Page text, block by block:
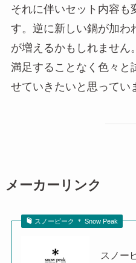
それに伴いセット内容も
す。逆に新しい鍋が加わ
が増えるかもしれません
満足することなく色々と
せていきたいと思ってい
メーカーリンク
スノーピーク ＊ Snow Peak
スノー